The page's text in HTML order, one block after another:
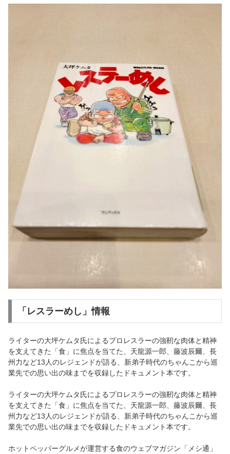
「レスラーめし」情報
ライターの大坪ケムタ氏によるプロレスラーの強靭な肉体と精神
を支えてきた「食」に焦点を当てた、天龍源一郎、藤波辰爾、長
州力など13人のレジェンドが語る、新弟子時代のちゃんこから巡
業先での思い出の味までを収録したドキュメント本です。
ライターの大坪ケムタ氏によるプロレスラーの強靭な肉体と精神
を支えてきた「食」に焦点を当てた、天龍源一郎、藤波辰爾、長
州力など13人のレジェンドが語る、新弟子時代のちゃんこから巡
業先での思い出の味までを収録したドキュメント本です。
ホットペッパーグルメが運営する食のウェブマガジン「メシ通」